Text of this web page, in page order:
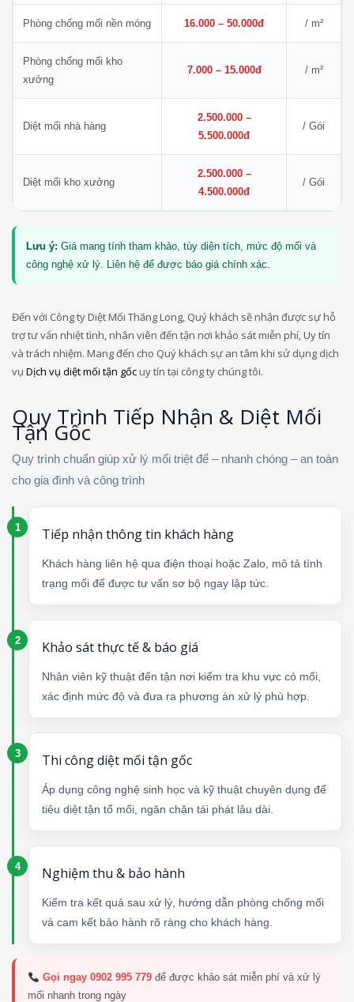
Phòng chống mối nền móng 16.000 – 50.000đ / m²
Phòng chống mối kho
xưởng
7.000 – 15.000đ / m²
Diệt mối nhà hàng
2.500.000 –
5.500.000đ
/ Gói
Diệt mối kho xưởng
2.500.000 –
4.500.000đ
/ Gói
Lưu ý: Giá mang tính tham khảo, tùy diện tích, mức độ mối và
công nghệ xử lý. Liên hệ để được báo giá chính xác.
Đến với Công ty Diệt Mối Thăng Long, Quý khách sẽ nhận được sự hỗ
trợ tư vấn nhiệt tình, nhân viên đến tận nơi khảo sát miễn phí, Uy tín
và trách nhiệm. Mang đến cho Quý khách sự an tâm khi sử dụng dịch
vụ Dịch vụ diệt mối tận gốcuy tín tại công ty chúng tôi.
Quy Trình Tiếp Nhận & Diệt Mối
Tận Gốc
Quy trình chuẩn giúp xử lý mối triệt để – nhanh chóng – an toàn
cho gia đình và công trình
Tiếp nhận thông tin khách hàng
Khách hàng liên hệ qua điện thoại hoặc Zalo, mô tả tình
trạng mối để được tư vấn sơ bộ ngay lập tức.
Khảo sát thực tế & báo giá
Nhân viên kỹ thuật đến tận nơi kiểm tra khu vực có mối,
xác định mức độ và đưa ra phương án xử lý phù hợp.
Thi công diệt mối tận gốc
Áp dụng công nghệ sinh học và kỹ thuật chuyên dụng để
tiêu diệt tận tổ mối, ngăn chặn tái phát lâu dài.
Nghiệm thu & bảo hành
Kiểm tra kết quả sau xử lý, hướng dẫn phòng chống mối
và cam kết bảo hành rõ ràng cho khách hàng.
Gọi ngay 0902 995 779để được khảo sát miễn phí và xử lý
mối nhanh trong ngày